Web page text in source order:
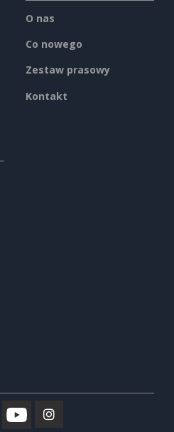
O nas
Co nowego
Zestaw prasowy
Kontakt